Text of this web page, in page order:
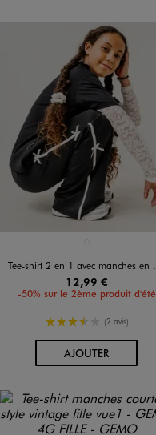
Tee-shirt 2 en 1 avec manches en dentelle fille
12,99 €
-50% sur le 2ème produit d'été
3.5/5 de moyenne
(2 avis)
AJOUTERAU PANIER